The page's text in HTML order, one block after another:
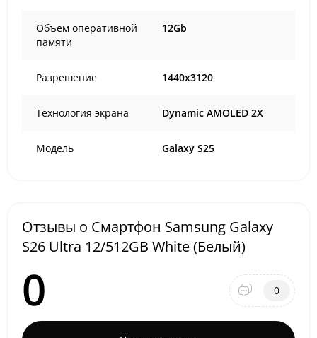
Объем оперативной
памяти
12Gb
Разрешение 1440x3120
Технология экрана Dynamic AMOLED 2X
Модель Galaxy S25
Отзывы о Смартфон Samsung Galaxy
S26 Ultra 12/512GB White (Белый)
0 0